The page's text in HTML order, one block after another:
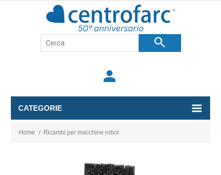
search
person
CATEGORIE
Home / Ricambi per macchine robot